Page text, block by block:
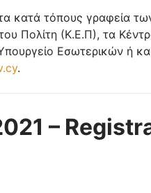
κατά τόπους γραφεία
Πολίτη (Κ.Ε.Π), τα
Εσωτερικών ή
.
–